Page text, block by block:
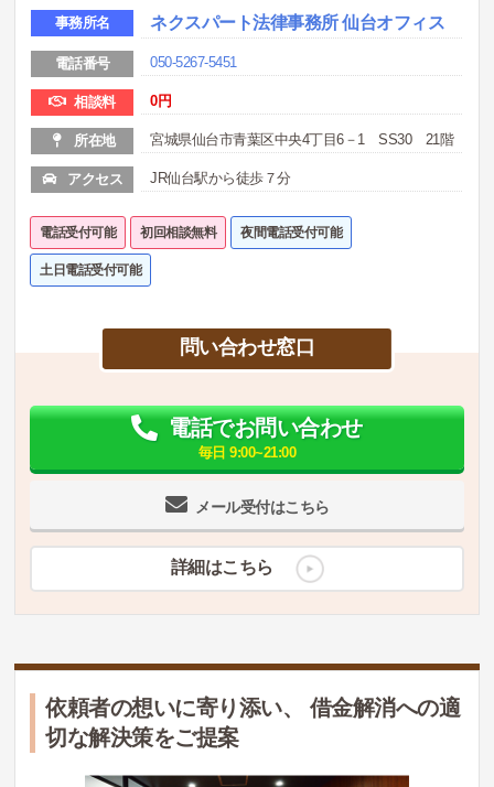
事務所名 ネクスパート法律事務所 仙台オフィス
電話番号 050-5267-5451
相談料 0円
所在地 宮城県仙台市青葉区中央4丁目6－1 SS30 21階
アクセス JR仙台駅から徒歩７分
電話受付可能 初回相談無料 夜間電話受付可能
土日電話受付可能
問い合わせ窓口
メール受付はこちら
電話でお問い合わせ
毎日 9:00~21:00
詳細はこちら
依頼者の想いに寄り添い、 借金解消への適
切な解決策をご提案